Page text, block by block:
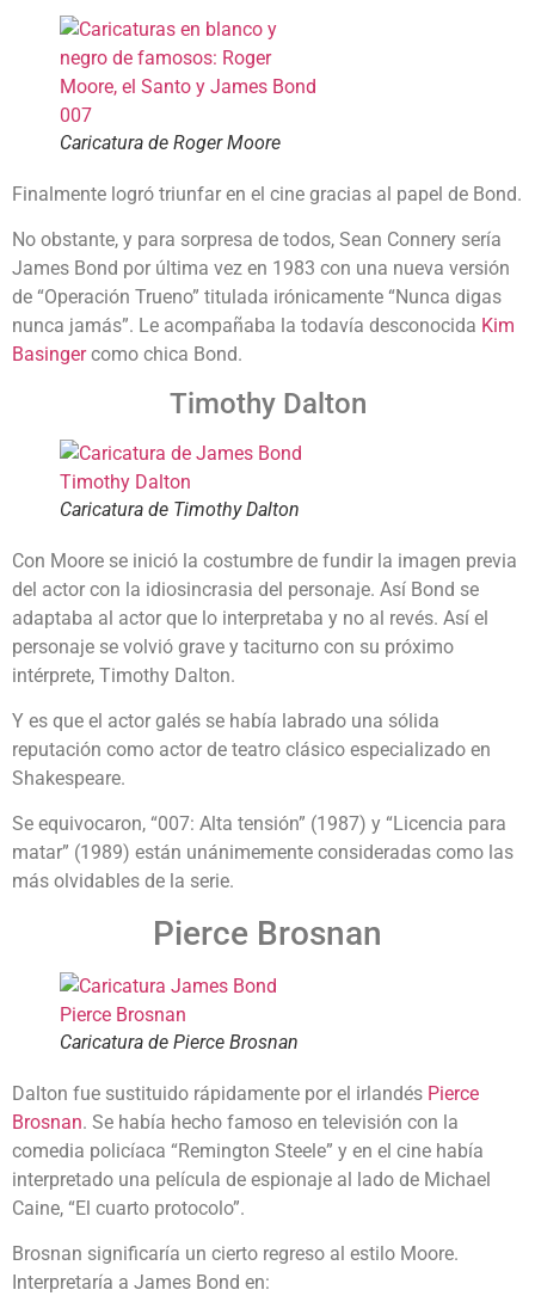
Caricatura de Roger Moore
Finalmente logró triunfar en el cine gracias al papel de Bond.
No obstante, y para sorpresa de todos, Sean Connery sería
James Bond por última vez en 1983 con una nueva versión
de “Operación Trueno” titulada irónicamente “Nunca digas
nunca jamás”. Le acompañaba la todavía desconocida Kim
Basingercomo chica Bond.
Timothy Dalton
Caricatura de Timothy Dalton
Con Moore se inició la costumbre de fundir la imagen previa
del actor con la idiosincrasia del personaje. Así Bond se
adaptaba al actor que lo interpretaba y no al revés. Así el
personaje se volvió grave y taciturno con su próximo
intérprete, Timothy Dalton.
Y es que el actor galés se había labrado una sólida
reputación como actor de teatro clásico especializado en
Shakespeare.
Se equivocaron, “007: Alta tensión” (1987) y “Licencia para
matar” (1989) están unánimemente consideradas como las
más olvidables de la serie.
Pierce Brosnan
Caricatura de Pierce Brosnan
Dalton fue sustituido rápidamente por el irlandés Pierce
Brosnan. Se había hecho famoso en televisión con la
comedia policíaca “Remington Steele” y en el cine había
interpretado una película de espionaje al lado de Michael
Caine, “El cuarto protocolo”.
Brosnan significaría un cierto regreso al estilo Moore.
Interpretaría a James Bond en: